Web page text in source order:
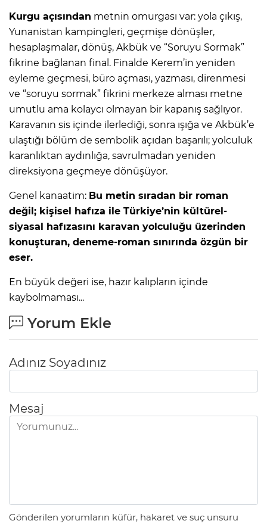
Kurgu açısından metnin omurgası var: yola çıkış,
Yunanistan kampingleri, geçmişe dönüşler,
hesaplaşmalar, dönüş, Akbük ve “Soruyu Sormak”
fikrine bağlanan final. Finalde Kerem’in yeniden
eyleme geçmesi, büro açması, yazması, direnmesi
ve “soruyu sormak” fikrini merkeze alması metne
umutlu ama kolaycı olmayan bir kapanış sağlıyor.
Karavanın sis içinde ilerlediği, sonra ışığa ve Akbük’e
ulaştığı bölüm de sembolik açıdan başarılı; yolculuk
karanlıktan aydınlığa, savrulmadan yeniden
direksiyona geçmeye dönüşüyor.
Genel kanaatim: Bu metin sıradan bir roman
değil; kişisel hafıza ile Türkiye’nin kültürel-
siyasal hafızasını karavan yolculuğu üzerinden
konuşturan, deneme-roman sınırında özgün bir
eser.
En büyük değeri ise, hazır kalıpların içinde
kaybolmaması...
Yorum Ekle
Adınız Soyadınız
Mesaj
Gönderilen yorumların küfür, hakaret ve suç unsuru